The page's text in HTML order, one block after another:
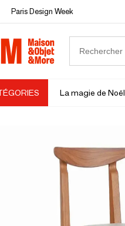
Paris Design Week
La magie de Noël